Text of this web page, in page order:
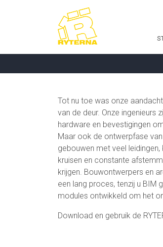
Tot nu toe was onze
van de deur. Onze ingenieurs
hardware en bevestigingen
Maar ook de ontwerpfase
gebouwen met veel
kruisen en constante
krijgen. Bouwontwerpers en
een lang proces, tenzij u BIM
modules ontwikkeld om het
Download en gebruik de